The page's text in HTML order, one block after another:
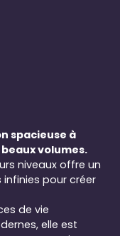
spacieuse à
volumes.
niveaux offre un
pour créer
de vie
elle est